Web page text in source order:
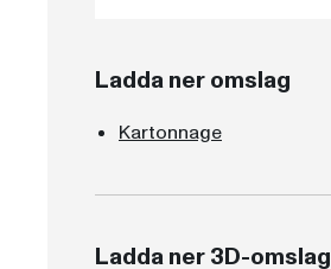
Ladda ner omslag
Kartonnage
Ladda ner 3D-omslag